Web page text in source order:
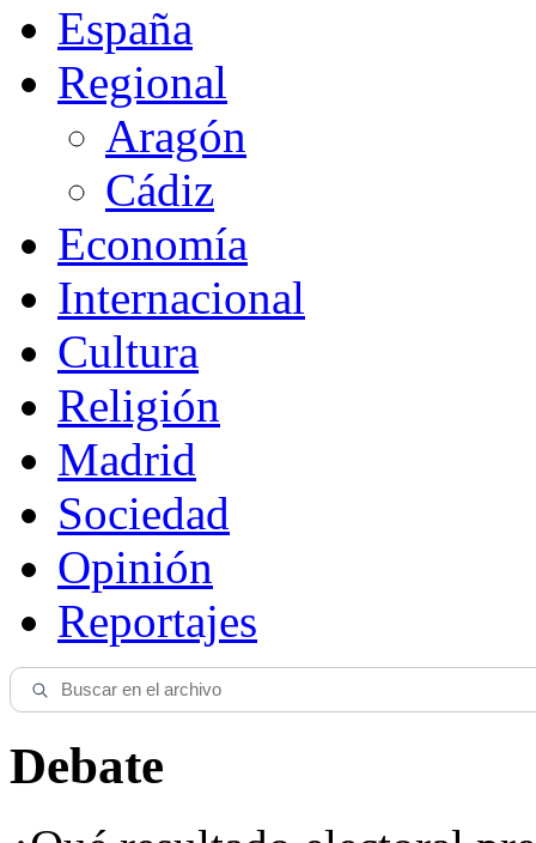
España
Regional
Aragón
Cádiz
Economía
Internacional
Cultura
Religión
Madrid
Sociedad
Opinión
Reportajes
Debate